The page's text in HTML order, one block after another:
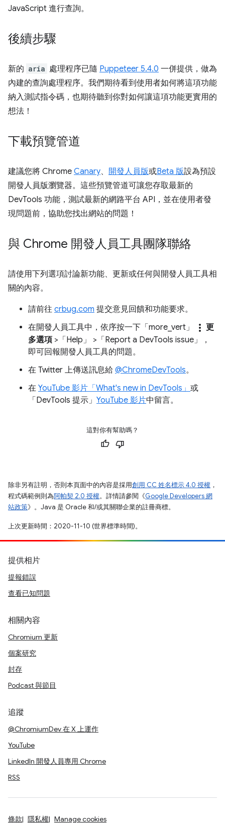
JavaScript 進行查詢。
後續步驟
新的 aria 處理程序已隨 Puppeteer 5.4.0 一併提供，做為
內建的查詢處理程序。我們期待看到使用者如何將這項功能
納入測試指令碼，也期待聽到你對如何讓這項功能更實用的
想法！
下載預覽管道
建議您將 Chrome Canary、 開發人員版或Beta 版設為預設
開發人員版瀏覽器。這些預覽管道可讓您存取最新的
DevTools 功能，測試最新的網路平台 API，並在使用者發
現問題前，協助您找出網站的問題！
與 Chrome 開發人員工具團隊聯絡
請使用下列選項討論新功能、更新或任何與開發人員工具相
關的內容。
請前往 crbug.com 提交意見回饋和功能要求。
在開發人員工具中，依序按一下「more_vert」
more_vert 更
多選項 >「Help」 >「Report a DevTools issue」
，
即可回報開發人員工具的問題。
在 Twitter 上傳送訊息給 @ChromeDevTools。
在 YouTube 影片「What's new in DevTools」 或
「DevTools 提示」 YouTube 影片中留言。
這對你有幫助嗎？
除非另有註明，否則本頁面中的內容是採用創用 CC 姓名標示 4.0 授權 ，
程式碼範例則為阿帕契 2.0 授權。詳情請參閱《Google Developers 網
站政策》。Java 是 Oracle 和/或其關聯企業的註冊商標。
上次更新時間：2020-11-10 (世界標準時間)。
提供相片
提報錯誤
查看已知問題
相關內容
Chromium 更新
個案研究
封存
Podcast 與節目
追蹤
@ChromiumDev 在 X 上運作
YouTube
LinkedIn 開發人員專用 Chrome
RSS
條款 隱私權 Manage cookies